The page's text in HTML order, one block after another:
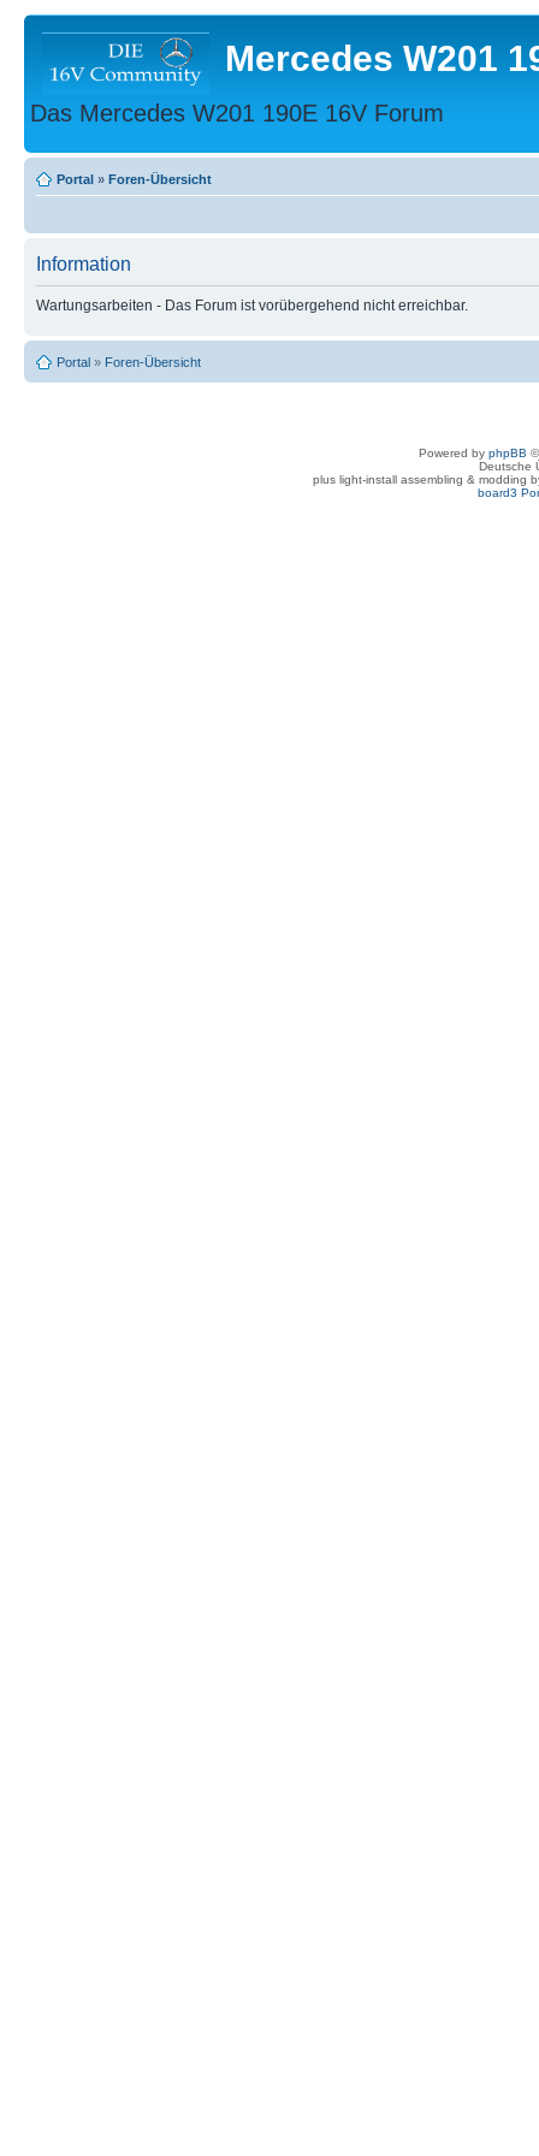
Mercedes W201
Das Mercedes W201 190E 16V Forum
Portal » Foren-Übersicht
Information
Wartungsarbeiten - Das Forum ist vorübergehend nicht erreichbar.
Portal » Foren-Übersicht
Powered by phpBB
Deutsche
plus light-install assembling & modding
board3